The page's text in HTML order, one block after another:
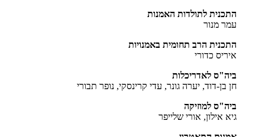
התכנית לתולדות האמנות
עמר מנור
התכנית הרב תחומית באמנויות
איריס כדורי
ביה"ס לאדריכלות
חן בן-דוד, יערה גונר, עדי קרינסקי, נופר תבורי
ביה"ס למוזיקה
גיא אילון, אורי שלייפר